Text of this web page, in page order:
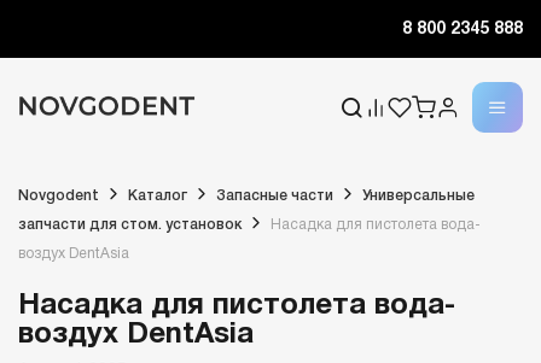
8 800 2345 888
Novgodent Каталог Запасные части Универсальные
запчасти для стом. установок Насадка для пистолета вода-
воздух DentAsia
Насадка для пистолета вода-
воздух DentAsia